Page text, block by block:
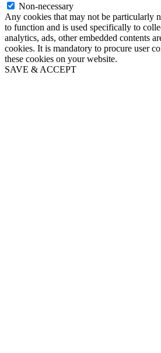
Non-necessary
Any cookies that may not be particularly
to function and is used specifically to
analytics, ads, other embedded contents
cookies. It is mandatory to procure user
these cookies on your website.
SAVE & ACCEPT